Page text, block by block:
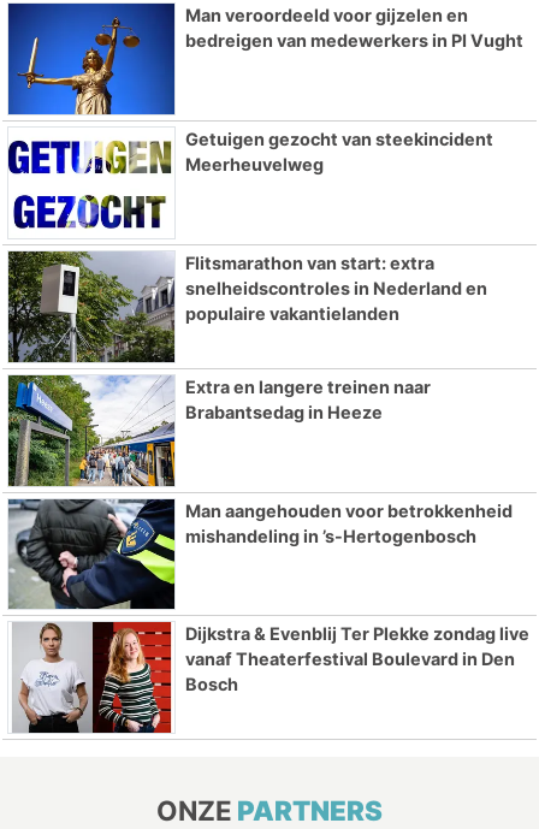
Man veroordeeld voor gijzelen en
bedreigen van medewerkers in PI Vught
Getuigen gezocht van steekincident
Meerheuvelweg
Flitsmarathon van start: extra
snelheidscontroles in Nederland en
populaire vakantielanden
Extra en langere treinen naar
Brabantsedag in Heeze
Man aangehouden voor betrokkenheid
mishandeling in ’s-Hertogenbosch
Dijkstra & Evenblij Ter Plekke zondag live
vanaf Theaterfestival Boulevard in Den
Bosch
ONZE PARTNERS